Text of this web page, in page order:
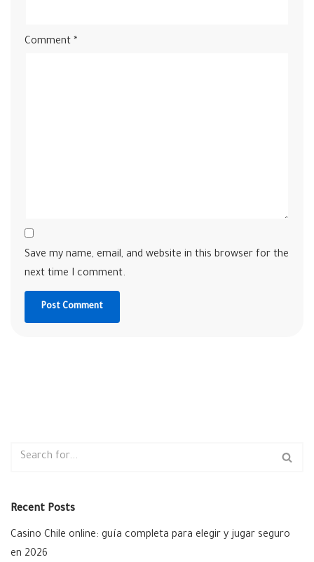
Comment *
Save my name, email, and website in this browser for the
next time I comment.
Recent Posts
Casino Chile online: guía completa para elegir y jugar seguro
en 2026